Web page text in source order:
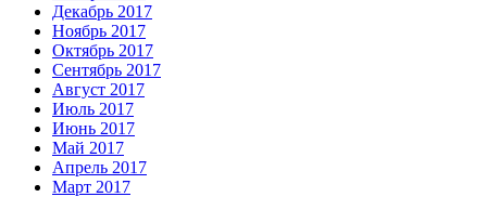
Декабрь 2017
Ноябрь 2017
Октябрь 2017
Сентябрь 2017
Август 2017
Июль 2017
Июнь 2017
Май 2017
Апрель 2017
Март 2017